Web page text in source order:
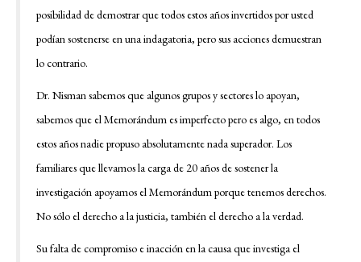
posibilidad de demostrar que todos estos años invertidos por usted
podían sostenerse en una indagatoria, pero sus acciones demuestran
lo contrario.
Dr. Nisman sabemos que algunos grupos y sectores lo apoyan,
sabemos que el Memorándum es imperfecto pero es algo, en todos
estos años nadie propuso absolutamente nada superador. Los
familiares que llevamos la carga de 20 años de sostener la
investigación apoyamos el Memorándum porque tenemos derechos.
No sólo el derecho a la justicia, también el derecho a la verdad.
Su falta de compromiso e inacción en la causa que investiga el